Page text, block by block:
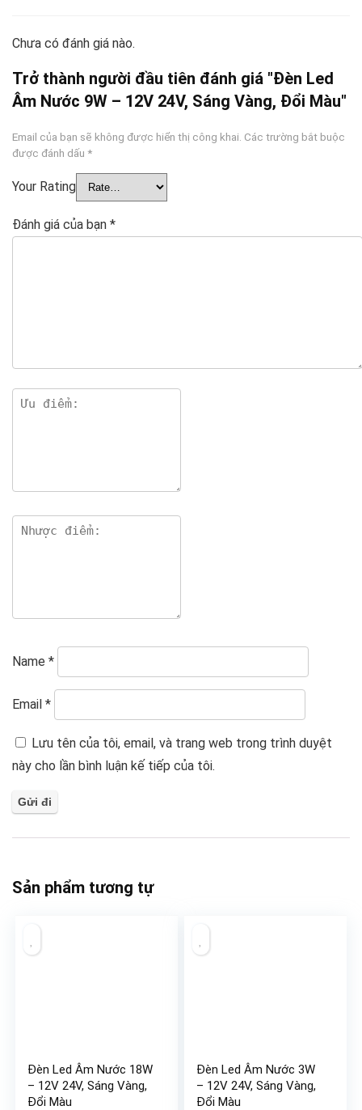
Chưa có đánh giá nào.
Trở thành người đầu tiên đánh giá "Đèn Led
Âm Nước 9W – 12V 24V, Sáng Vàng, Đổi Màu"
Email của bạn sẽ không được hiển thị công khai. Các trường bắt buộc
được đánh dấu *
Your Rating
Đánh giá của bạn *
Name *
Email *
Lưu tên của tôi, email, và trang web trong trình duyệt
này cho lần bình luận kế tiếp của tôi.
Sản phẩm tương tự
Đèn Led Âm Nước 18W
– 12V 24V, Sáng Vàng,
Đổi Màu
Đèn Led Âm Nước 3W
– 12V 24V, Sáng Vàng,
Đổi Màu